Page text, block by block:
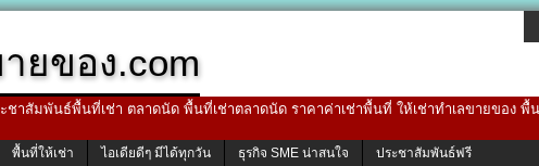
ยของ.com
ชาสัมพันธ์พื้นที่เช่า ตลาดนัด พื้นที่เช่าตลาดนัด ราคาค่าเช่าพื้นที่ ให้เช่าทำเลขายของ
พื้นที่ให้เช่า ไอเดียดีๆ มีได้ทุกวัน ธุรกิจ SME น่าสนใจ ประชาสัมพันธ์ฟรี